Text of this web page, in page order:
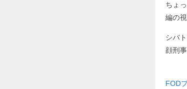
ちょ
編の
シバ
顔刑
FOD